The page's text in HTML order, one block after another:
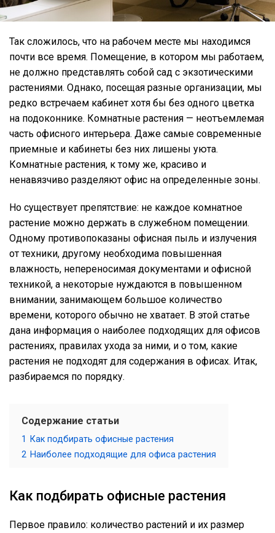
Так сложилось, что на рабочем месте мы находимся
почти все время. Помещение, в котором мы работаем,
не должно представлять собой сад с экзотическими
растениями. Однако, посещая разные организации, мы
редко встречаем кабинет хотя бы без одного цветка
на подоконнике. Комнатные растения — неотъемлемая
часть офисного интерьера. Даже самые современные
приемные и кабинеты без них лишены уюта.
Комнатные растения, к тому же, красиво и
ненавязчиво разделяют офис на определенные зоны.
Но существует препятствие: не каждое комнатное
растение можно держать в служебном помещении.
Одному противопоказаны офисная пыль и излучения
от техники, другому необходима повышенная
влажность, непереносимая документами и офисной
техникой, а некоторые нуждаются в повышенном
внимании, занимающем большое количество
времени, которого обычно не хватает. В этой статье
дана информация о наиболее подходящих для офисов
растениях, правилах ухода за ними, и о том, какие
растения не подходят для содержания в офисах. Итак,
разбираемся по порядку.
Содержание статьи
1
Как подбирать офисные растения
2 Наиболее подходящие для офиса растения
Как подбирать офисные растения
Первое правило: количество растений и их размер